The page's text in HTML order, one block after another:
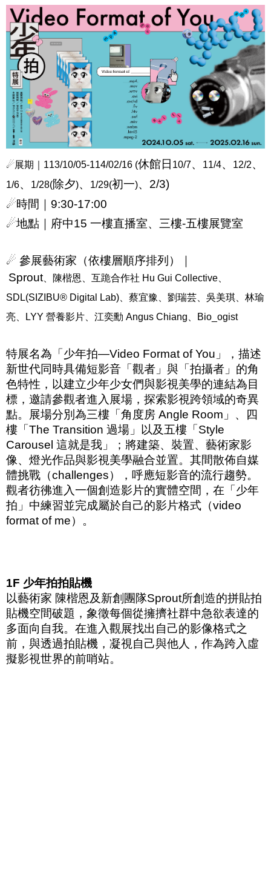
☄展期｜ 113/10/05-114/02/16 (休館日 10/7、 11/4、 12/2、
1/6、 1/28(除夕)、 1/29(初一)、 2/3)
☄時間｜ 9:30-17:00
☄地點｜府中15 一樓直播室、三樓-五樓展覽室
☄ 參展藝術家（依樓層順序排列）｜
Sprout 、陳楷恩、互跪合作社 Hu Gui Collective
SDL(SIZIBU® Digital Lab) 、蔡宜豫、劉瑞芸、吳美琪、林瑜
亮、
LYY 營養影片、江奕勳 Angus Chiang Bio_ogist
特展名為「少年拍—Video Format of You 」，描述
新世代同時具備短影音「觀者」與「拍攝者」的角
色特性，以建立少年少女們與影視美學的連結為目
標，邀請參觀者進入展場，探索影視跨領域的奇異
點。展場分別為三樓「角度房 Angle Room 」、四
樓「The Transition 過場」以及五樓「Style
Carousel 這就是我」；將建築、裝置、藝術家影
像、燈光作品與影視美學融合並置。其間散佈自媒
體挑戰（challenges），呼應短影音的流行趨勢。
觀者彷彿進入一個創造影片的實體空間，在「少年
拍」中練習並完成屬於自己的影片格式（video
format of me）。
1F 少年拍拍貼機
以藝術家 陳楷恩及新創團隊Sprout所創造的拼貼拍
貼機空間破題，象徵每個從擁擠社群中急欲表達的
多面向自我。在進入觀展找出自己的影像格式之
前，與透過拍貼機，凝視自己與他人，作為跨入虛
擬影視世界的前哨站。